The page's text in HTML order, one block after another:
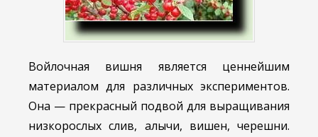
Войлочная вишня является ценнейшим
материалом для различных экспериментов.
Она — прекрасный подвой для выращивания
низкорослых слив, алычи, вишен, черешни.